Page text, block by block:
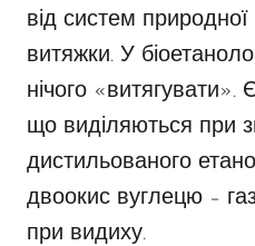
від систем
витяжки. У
нічого
що виділяються при
дистильованого
двоокис вуглецю –
при видиху.